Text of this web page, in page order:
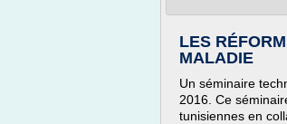
LES
MALADIE
Un séminaire
2016. Ce
tunisiennes en